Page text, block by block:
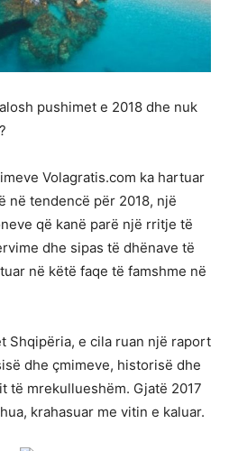
pushimet e 2018 dhe nuk
Volagratis.com ka hartuar
në tendencë për 2018, një
që kanë parë një rritje të
dhe sipas të dhënave të
në këtë faqe të famshme në
Shqipëria, e cila ruan një raport
dhe çmimeve, historisë dhe
të mrekullueshëm. Gjatë 2017
krahasuar me vitin e kaluar.